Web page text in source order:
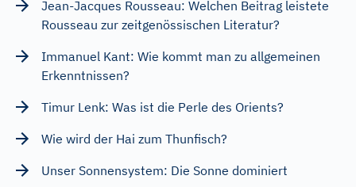
Jean-Jacques Rousseau: Welchen Beitrag leistete
Rousseau zur zeitgenössischen Literatur?
Immanuel Kant: Wie kommt man zu allgemeinen
Erkenntnissen?
Timur Lenk: Was ist die Perle des Orients?
Wie wird der Hai zum Thunfisch?
Unser Sonnensystem: Die Sonne dominiert